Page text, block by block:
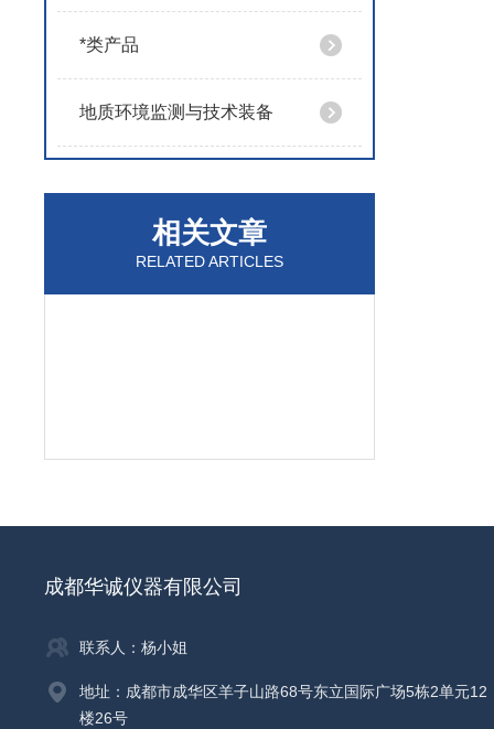
*类产品
地质环境监测与技术装备
相关文章
RELATED ARTICLES
成都华诚仪器有限公司
联系人：杨小姐
地址：成都市成华区羊子山路68号东立国际广场5栋2单元12
楼26号